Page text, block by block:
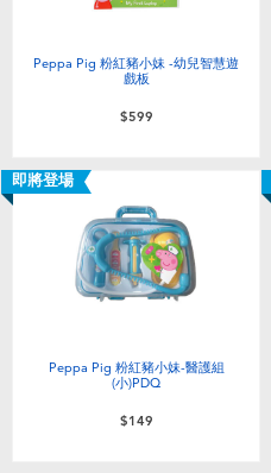
Peppa Pig 粉紅豬小妹 -幼兒智慧遊
戲板
$599
即將登場
Peppa Pig 粉紅豬小妹-醫護組
(小)PDQ
$149